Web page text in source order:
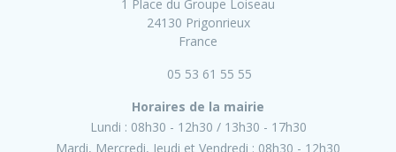
1 Place du Groupe Loiseau
24130 Prigonrieux
France
05 53 61 55 55
Horaires de la mairie
Lundi : 08h30 - 12h30
13h30 - 17h30
Mardi, Mercredi, Jeudi et Vendredi : 08h30 - 12h30